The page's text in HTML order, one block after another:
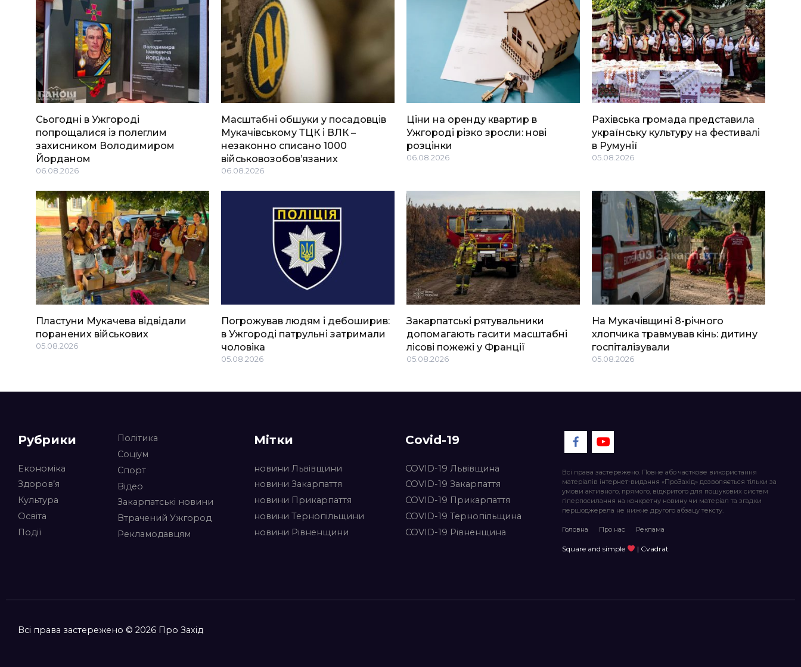
Сьогодні в Ужгороді
попрощалися із полеглим
захисником Володимиром
Йорданом
06.08.2026
Масштабні обшуки у посадовців
Мукачівському ТЦК і ВЛК –
незаконно списано 1000
військовозобов’язаних
06.08.2026
Ціни на оренду квартир в
Ужгороді різко зросли: нові
розцінки
06.08.2026
Рахівська громада представила
українську культуру на фестивалі
в Румунії
05.08.2026
Пластуни Мукачева відвідали
поранених військових
05.08.2026
Погрожував людям і дебоширив:
в Ужгороді патрульні затримали
чоловіка
05.08.2026
Закарпатські рятувальники
допомагають гасити масштабні
лісові пожежі у Франції
05.08.2026
На Мукачівщині 8-річного
хлопчика травмував кінь: дитину
госпіталізували
05.08.2026
Рубрики
Економіка
Здоров’я
Культура
Освіта
Події
Політика
Соціум
Спорт
Відео
Закарпатські новини
Втрачений Ужгород
Рекламодавцям
Мітки
новини Львівщини
новини Закарпаття
новини Прикарпаття
новини Тернопільщини
новини Рівненщини
Covid-19
COVID-19 Львівщина
COVID-19 Закарпаття
COVID-19 Прикарпаття
COVID-19 Тернопільщина
COVID-19 Рівненщина
Всі права застережено. Повне або часткове використання
матеріалів інтернет-видання «ПроЗахід» дозволяється тільки за
умови активного, прямого, відкритого для пошукових систем
гіперпосилання на конкретну новину чи матеріал та згадки
першоджерела не нижче другого абзацу тексту.
Головна Про нас Реклама
Square and simple | Cvadrat
Всі права застережено © 2026 Про Захід